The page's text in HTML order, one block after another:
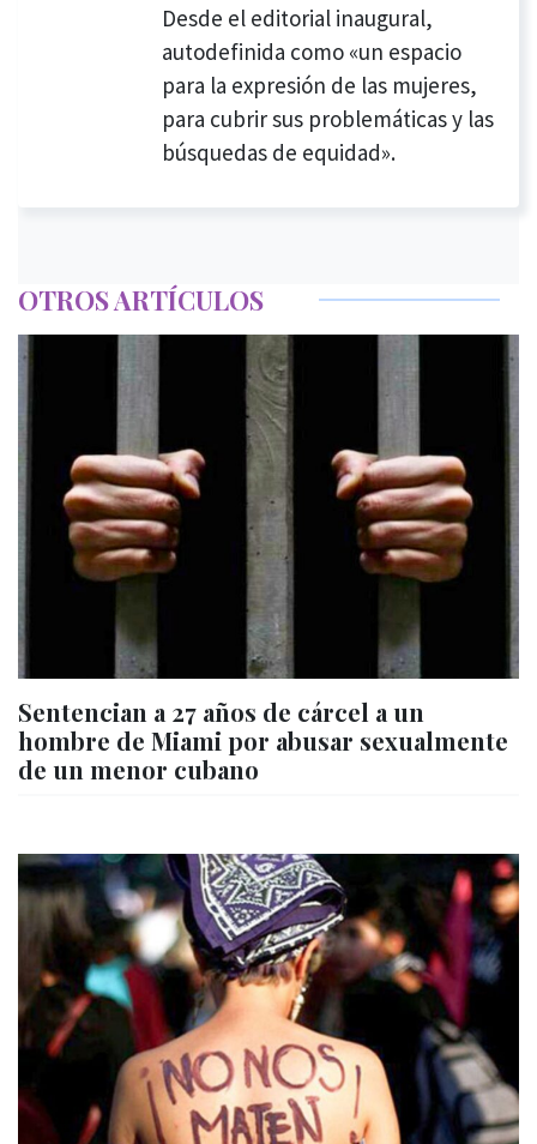
Desde el editorial inaugural,
autodefinida como «un espacio
para la expresión de las mujeres,
para cubrir sus problemáticas y las
búsquedas de equidad».
OTROS ARTÍCULOS
Sentencian a 27 años de cárcel a un
hombre de Miami por abusar sexualmente
de un menor cubano